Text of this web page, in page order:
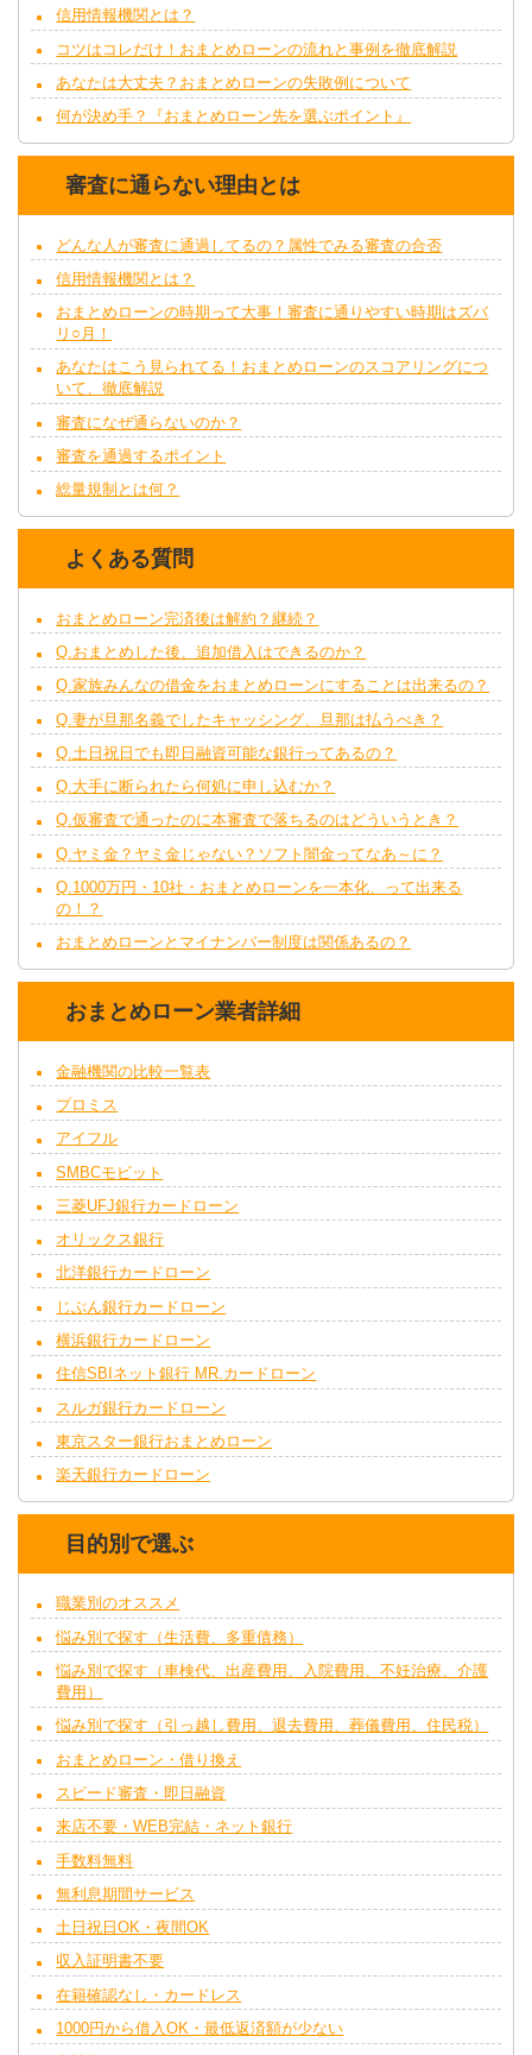
信用情報機関とは？
コツはコレだけ！おまとめローンの流れと事例を徹底解説
あなたは大丈夫？おまとめローンの失敗例について
何が決め手？『おまとめローン先を選ぶポイント』
審査に通らない理由とは
どんな人が審査に通過してるの？属性でみる審査の合否
信用情報機関とは？
おまとめローンの時期って大事！審査に通りやすい時期はズバ
リ○月！
あなたはこう見られてる！おまとめローンのスコアリングにつ
いて、徹底解説
審査になぜ通らないのか？
審査を通過するポイント
総量規制とは何？
よくある質問
おまとめローン完済後は解約？継続？
Q.おまとめした後、追加借入はできるのか？
Q.家族みんなの借金をおまとめローンにすることは出来るの？
Q.妻が旦那名義でしたキャッシング、旦那は払うべき？
Q.土日祝日でも即日融資可能な銀行ってあるの？
Q.大手に断られたら何処に申し込むか？
Q.仮審査で通ったのに本審査で落ちるのはどういうとき？
Q.ヤミ金？ヤミ金じゃない？ソフト闇金ってなあ～に？
Q.1000万円・10社・おまとめローンを一本化、って出来る
の！？
おまとめローンとマイナンバー制度は関係あるの？
おまとめローン業者詳細
金融機関の比較一覧表
プロミス
アイフル
SMBCモビット
三菱UFJ銀行カードローン
オリックス銀行
北洋銀行カードローン
じぶん銀行カードローン
横浜銀行カードローン
住信SBIネット銀行 MR.カードローン
スルガ銀行カードローン
東京スター銀行おまとめローン
楽天銀行カードローン
目的別で選ぶ
職業別のオススメ
悩み別で探す（生活費、多重債務）
悩み別で探す（車検代、出産費用、入院費用、不妊治療、介護
費用）
悩み別で探す（引っ越し費用、退去費用、葬儀費用、住民税）
おまとめローン・借り換え
スピード審査・即日融資
来店不要・WEB完結・ネット銀行
手数料無料
無利息期間サービス
土日祝日OK・夜間OK
収入証明書不要
在籍確認なし・カードレス
1000円から借入OK・最低返済額が少ない